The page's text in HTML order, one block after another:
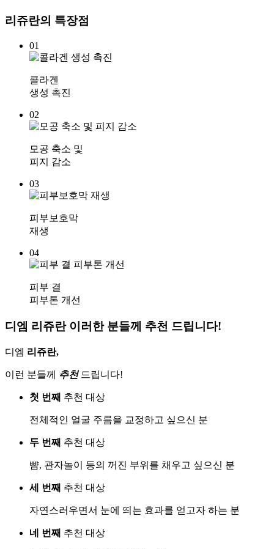
리쥬란의 특장점
01
콜라겐
생성 촉진
02
모공 축소 및
피지 감소
03
피부보호막
재생
04
피부 결
피부톤 개선
디엠 리쥬란 이러한 분들께 추천 드립니다!
디엠 리쥬란,
이런 분들께 추천드립니다!
첫 번째 추천 대상
전체적인 얼굴 주름을 교정하고 싶으신 분
두 번째 추천 대상
뺨, 관자놀이 등의 꺼진 부위를 채우고 싶으신 분
세 번째 추천 대상
자연스러우면서 눈에 띄는 효과를 얻고자 하는 분
네 번째 추천 대상